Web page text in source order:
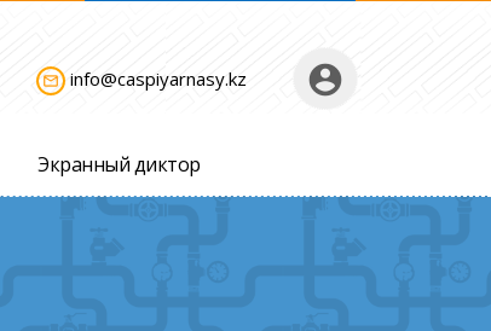
account_circle
mail_outline info@caspiyarnasy.kz
Экранный диктор